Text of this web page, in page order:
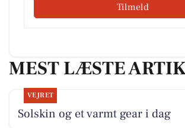
Tilmeld
MEST LÆSTE
VEJRET
Solskin og et varmt gear i dag